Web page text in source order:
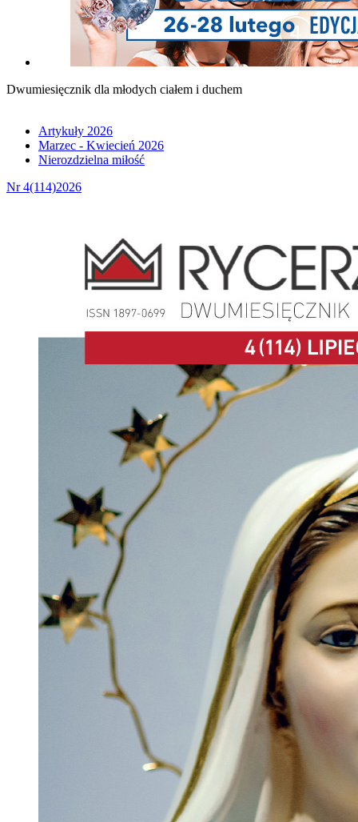
Dwumiesięcznik dla młodych ciałem i duchem
Artykuły 2026
Marzec - Kwiecień 2026
Nierozdzielna miłość
Nr 4(114)2026